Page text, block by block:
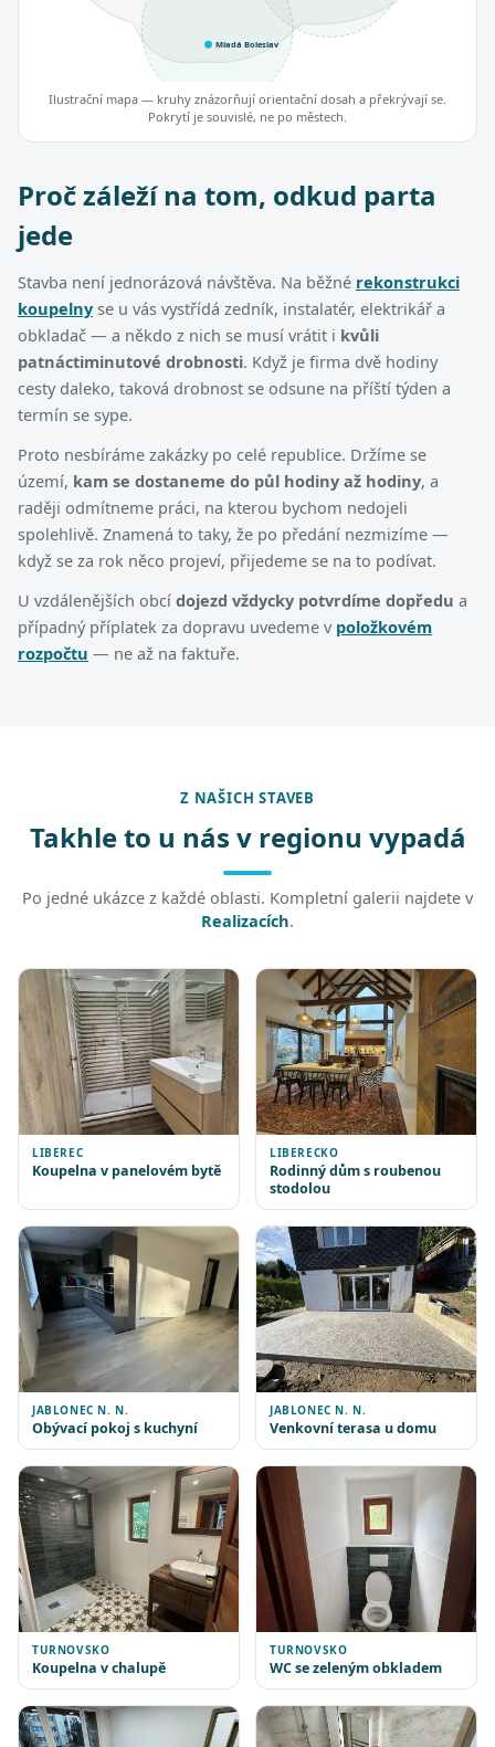
Mladá Boleslav
Ilustrační mapa — kruhy znázorňují orientační dosah a překrývají se.
Pokrytí je souvislé, ne po městech.
Proč záleží na tom, odkud parta
jede
Stavba není jednorázová návštěva. Na běžné rekonstrukci
koupelny se u vás vystřídá zedník, instalatér, elektrikář a
obkladač — a někdo z nich se musí vrátit i kvůli
patnáctiminutové drobnosti. Když je firma dvě hodiny
cesty daleko, taková drobnost se odsune na příští týden a
termín se sype.
Proto nesbíráme zakázky po celé republice. Držíme se
území, kam se dostaneme do půl hodiny až hodiny, a
raději odmítneme práci, na kterou bychom nedojeli
spolehlivě. Znamená to taky, že po předání nezmizíme —
když se za rok něco projeví, přijedeme se na to podívat.
U vzdálenějších obcí dojezd vždycky potvrdíme dopředu a
případný příplatek za dopravu uvedeme v položkovém
rozpočtu — ne až na faktuře.
Z NAŠICH STAVEB
Takhle to u nás v regionu vypadá
Po jedné ukázce z každé oblasti. Kompletní galerii najdete v
Realizacích.
LIBEREC
Koupelna v panelovém bytě
LIBERECKO
Rodinný dům s roubenou
stodolou
JABLONEC N. N.
Obývací pokoj s kuchyní
JABLONEC N. N.
Venkovní terasa u domu
TURNOVSKO
Koupelna v chalupě
TURNOVSKO
WC se zeleným obkladem